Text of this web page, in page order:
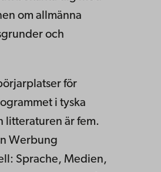
om allmänna
och
för
i tyska
litteraturen är fem.
Werbung
Sprache, Medien,